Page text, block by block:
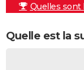
Quelles sont
Quelle est la